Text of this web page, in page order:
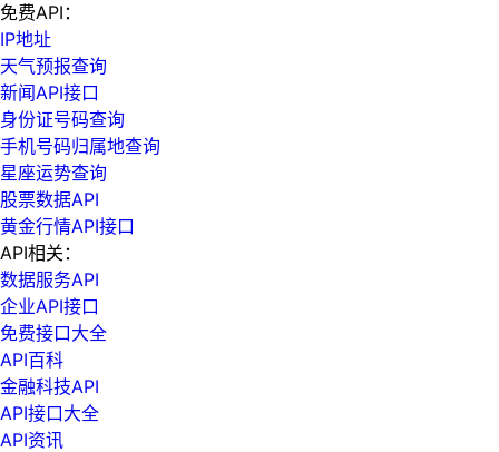
免费API：
IP地址
天气预报查询
新闻API接口
身份证号码查询
手机号码归属地查询
星座运势查询
股票数据API
黄金行情API接口
API相关：
数据服务API
企业API接口
免费接口大全
API百科
金融科技API
API接口大全
API资讯